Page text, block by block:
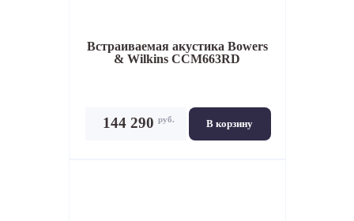
Встраиваемая акустика Bowers
& Wilkins CCM663RD
В корзину
144 290 руб.